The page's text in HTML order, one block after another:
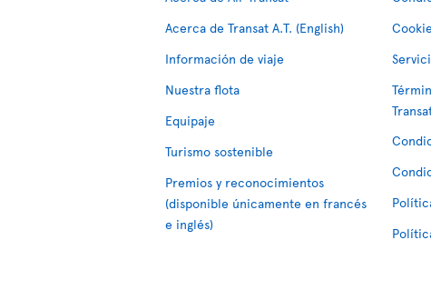
Acerca de Transat A.T. (English)
Información de viaje
Nuestra flota
Equipaje
Turismo sostenible
Premios y reconocimientos
(disponible únicamente en francés
e inglés)